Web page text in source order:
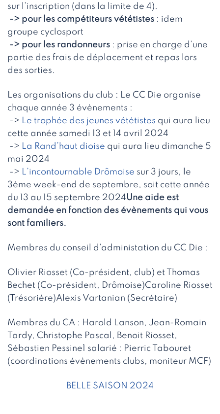
sur l’inscription (dans la limite de 4).
-> pour les compétiteurs vététistes : idem
groupe cyclosport
-> pour les randonneurs : prise en charge d’une
partie des frais de déplacement et repas lors
des sorties.
Les organisations du club : Le CC Die organise
chaque année 3 évènements :
-> Le trophée des jeunes vététistes qui aura lieu
cette année samedi 13 et 14 avril 2024
-> La Rand’haut dioise qui aura lieu dimanche 5
mai 2024
-> L’incontournable Drômoise sur 3 jours, le
3ème week-end de septembre, soit cette année
du 13 au 15 septembre 2024Une aide est
demandée en fonction des évènements qui vous
sont familiers.
Membres du conseil d’administation du CC Die :
Olivier Riosset (Co-président, club) et Thomas
Bechet (Co-président, Drômoise)Caroline Riosset
(Trésorière)Alexis Vartanian (Secrétaire)
Membres du CA : Harold Lanson, Jean-Romain
Tardy, Christophe Pascal, Benoit Riosset,
Sébastien Pessine1 salarié : Pierric Tabouret
(coordinations évènements clubs, moniteur MCF)
BELLE SAISON 2024